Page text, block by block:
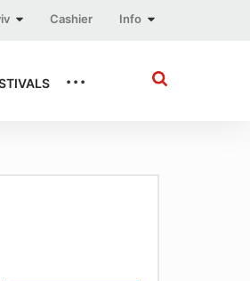
Info
Cashier
...